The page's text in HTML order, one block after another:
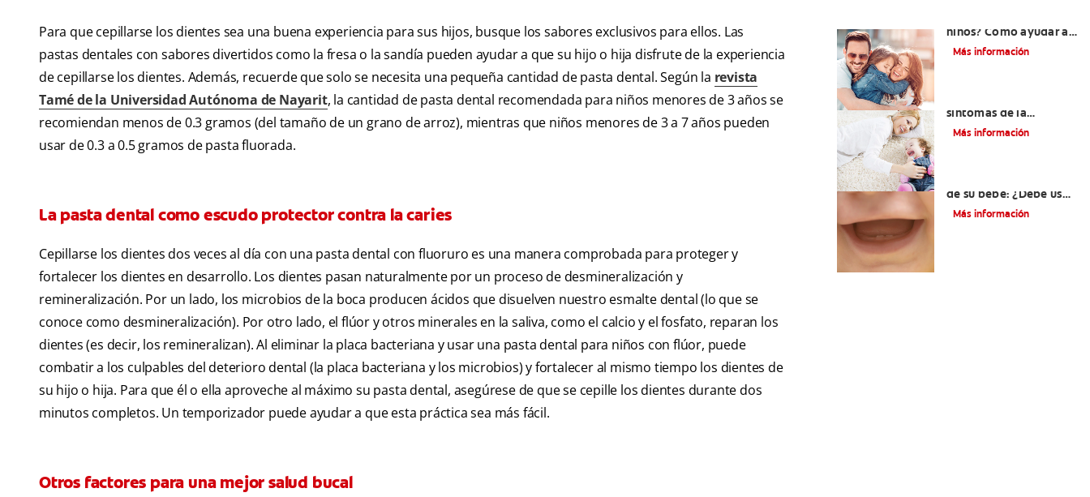
Para que cepillarse los dientes sea una buena experiencia para sus hijos, busque los sabores exclusivos para ellos. Las
pastas dentales con sabores divertidos como la fresa o la sandía pueden ayudar a que su hijo o hija disfrute de la experiencia
de cepillarse los dientes. Además, recuerde que solo se necesita una pequeña cantidad de pasta dental. Según la revista
Tamé de la Universidad Autónoma de Nayarit, la cantidad de pasta dental recomendada para niños menores de 3 años se
recomiendan menos de 0.3 gramos (del tamaño de un grano de arroz), mientras que niños menores de 3 a 7 años pueden
usar de 0.3 a 0.5 gramos de pasta fluorada.
La pasta dental como escudo protector contra la caries
Cepillarse los dientes dos veces al día con una pasta dental con fluoruro es una manera comprobada para proteger y
fortalecer los dientes en desarrollo. Los dientes pasan naturalmente por un proceso de desmineralización y
remineralización. Por un lado, los microbios de la boca producen ácidos que disuelven nuestro esmalte dental (lo que se
conoce como desmineralización). Por otro lado, el flúor y otros minerales en la saliva, como el calcio y el fosfato, reparan los
dientes (es decir, los remineralizan). Al eliminar la placa bacteriana y usar una pasta dental para niños con flúor, puede
combatir a los culpables del deterioro dental (la placa bacteriana y los microbios) y fortalecer al mismo tiempo los dientes de
su hijo o hija. Para que él o ella aproveche al máximo su pasta dental, asegúrese de que se cepille los dientes durante dos
minutos completos. Un temporizador puede ayudar a que esta práctica sea más fácil.
Otros factores para una mejor salud bucal
niños? Cómo ayudar a
tus pequeños en el
Más información
síntomas de la
dentición
Más información
de su bebé: ¿Debe usar
crema dental?
Más información